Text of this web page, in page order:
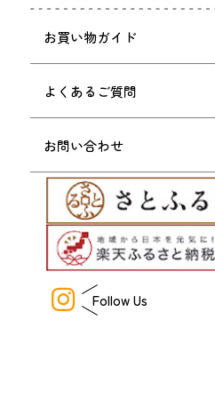
お買い物ガイド
よくあるご質問
お問い合わせ
Follow Us